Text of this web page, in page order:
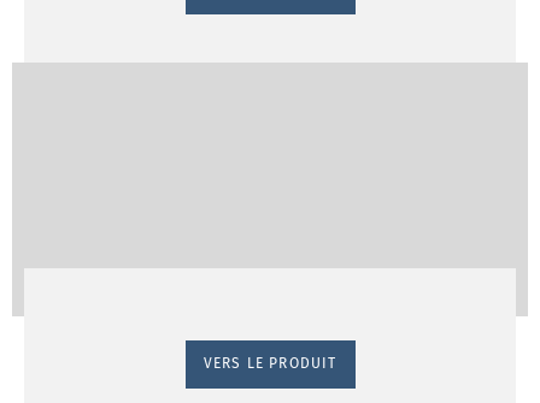
VERS LE PRODUIT